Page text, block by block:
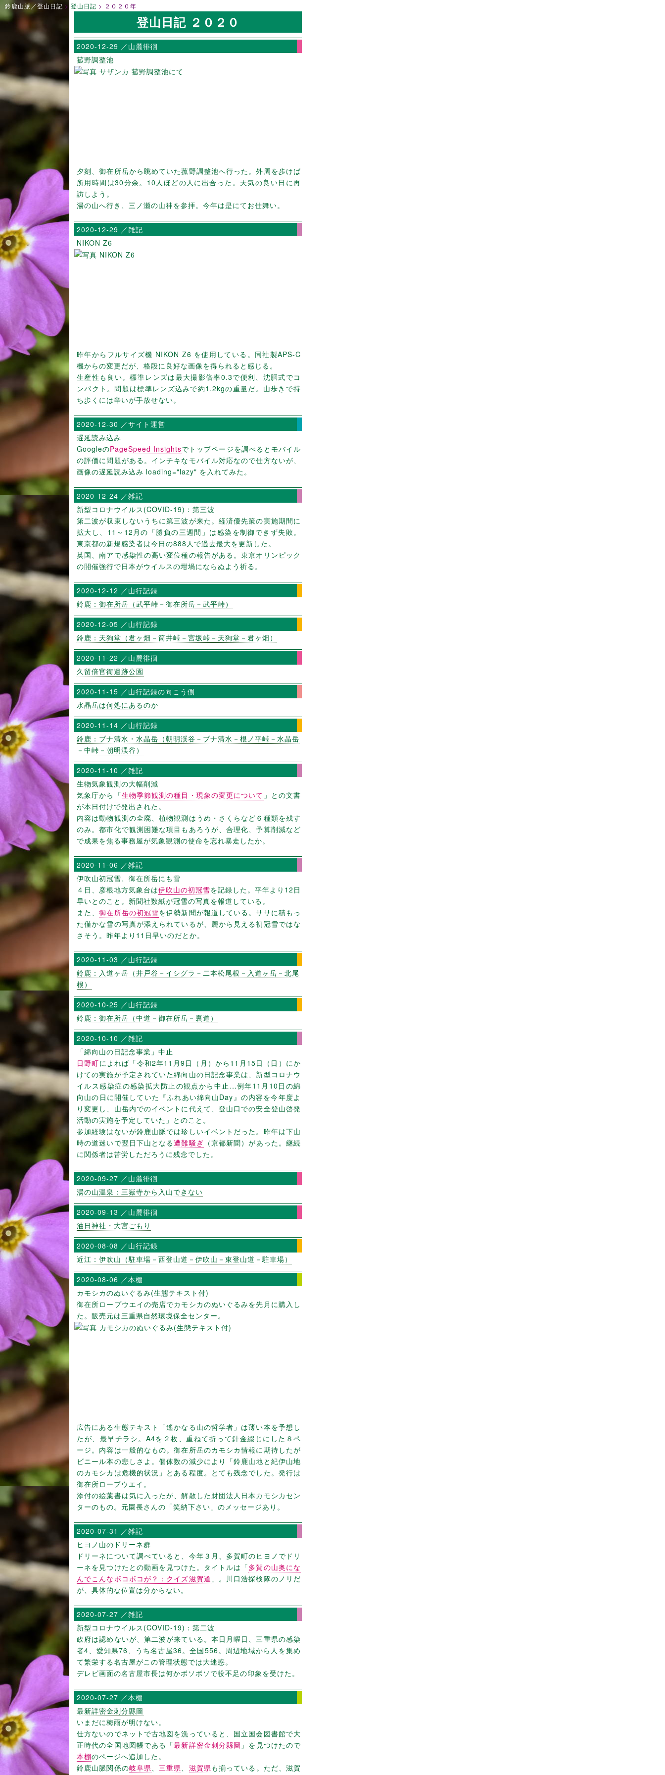
鈴鹿山脈／登山日記 登山日記 ２０２０年
登山日記 ２０２０
2020-12-29 ／山麓徘徊
菰野調整池
夕刻、御在所岳から眺めていた菰野調整池へ行った。外周を歩けば
所用時間は30分余。10人ほどの人に出合った。天気の良い日に再
訪しよう。
湯の山へ行き、三ノ瀬の山神を参拝。今年は是にてお仕舞い。
2020-12-29 ／雑記
NIKON Z6
昨年からフルサイズ機 NIKON Z6 を使用している。同社製APS-C
機からの変更だが、格段に良好な画像を得られると感じる。
生産性も良い。標準レンズは最大撮影倍率0.3で便利、沈胴式でコ
ンパクト。問題は標準レンズ込みで約1.2kgの重量だ。山歩きで持
ち歩くには辛いが手放せない。
2020-12-30 ／サイト運営
遅延読み込み
GoogleのPageSpeed Insightsでトップページを調べるとモバイル
の評価に問題がある。インチキなモバイル対応なので仕方ないが、
画像の遅延読み込み loading="lazy" を入れてみた。
2020-12-24 ／雑記
新型コロナウイルス(COVID-19)：第三波
第二波が収束しないうちに第三波が来た。経済優先策の実施期間に
拡大し、11～12月の「勝負の三週間」は感染を制御できず失敗。
東京都の新規感染者は今日の888人で過去最大を更新した。
英国、南アで感染性の高い変位種の報告がある。東京オリンピック
の開催強行で日本がウイルスの坩堝にならぬよう祈る。
2020-12-12 ／山行記録
鈴鹿：御在所岳（武平峠－御在所岳－武平峠）
2020-12-05 ／山行記録
鈴鹿：天狗堂（君ヶ畑－筒井峠－宮坂峠－天狗堂－君ヶ畑）
2020-11-22 ／山麓徘徊
久留倍官衙遺跡公園
2020-11-15 ／山行記録の向こう側
水晶岳は何処にあるのか
2020-11-14 ／山行記録
鈴鹿：ブナ清水・水晶岳（朝明渓谷－ブナ清水－根ノ平峠－水晶岳
－中峠－朝明渓谷）
2020-11-10 ／雑記
生物気象観測の大幅削減
気象庁から「生物季節観測の種目・現象の変更について 」との文書
が本日付けで発出された。
内容は動物観測の全廃、植物観測はうめ・さくらなど６種類を残す
のみ。都市化で観測困難な項目もあろうが、合理化、予算削減など
で成果を焦る事務屋が気象観測の使命を忘れ暴走したか。
2020-11-06 ／雑記
伊吹山初冠雪、御在所岳にも雪
４日、彦根地方気象台は伊吹山の初冠雪を記録した。平年より12日
早いとのこと。新聞社数紙が冠雪の写真を報道している。
また、御在所岳の初冠雪を伊勢新聞が報道している。ササに積もっ
た僅かな雪の写真が添えられているが、麓から見える初冠雪ではな
さそう。昨年より11日早いのだとか。
2020-11-03 ／山行記録
鈴鹿：入道ヶ岳（井戸谷－イシグラ－二本松尾根－入道ヶ岳－北尾
根）
2020-10-25 ／山行記録
鈴鹿：御在所岳（中道－御在所岳－裏道）
2020-10-10 ／雑記
「綿向山の日記念事業」中止
日野町によれば「令和2年11月9日（月）から11月15日（日）にか
けての実施が予定されていた綿向山の日記念事業は、新型コロナウ
イルス感染症の感染拡大防止の観点から中止…例年11月10日の綿
向山の日に開催していた『ふれあい綿向山Day』の内容を今年度よ
り変更し、山岳内でのイベントに代えて、登山口での安全登山啓発
活動の実施を予定していた」とのこと。
参加経験はないが鈴鹿山脈では珍しいイベントだった。昨年は下山
時の道迷いで翌日下山となる遭難騒ぎ （京都新聞）があった。継続
に関係者は苦労しただろうに残念でした。
2020-09-27 ／山麓徘徊
湯の山温泉：三嶽寺から入山できない
2020-09-13 ／山麓徘徊
油日神社・大宮ごもり
2020-08-08 ／山行記録
近江：伊吹山（駐車場－西登山道－伊吹山－東登山道－駐車場）
2020-08-06 ／本棚
カモシカのぬいぐるみ(生態テキスト付)
御在所ロープウエイの売店でカモシカのぬいぐるみを先月に購入し
た。販売元は三重県自然環境保全センター。
広告にある生態テキスト「遙かなる山の哲学者」は薄い本を予想し
たが、最早チラシ。A4を２枚、重ねて折って針金綴じにした８ペ
ージ。内容は一般的なもの。御在所岳のカモシカ情報に期待したが
ビニール本の悲しさよ。個体数の減少により「鈴鹿山地と紀伊山地
のカモシカは危機的状況」とある程度。とても残念でした。発行は
御在所ロープウエイ。
添付の絵葉書は気に入ったが、解散した財団法人日本カモシカセン
ターのもの。元園長さんの「笑納下さい」のメッセージあり。
2020-07-31 ／雑記
ヒヨノ山のドリーネ群
ドリーネについて調べていると、今年３月、多賀町のヒヨノでドリ
ーネを見つけたとの動画を見つけた。タイトルは「多賀の山奥にな
んでこんなボコボコが？：クイズ滋賀道 」。川口浩探検隊のノリだ
が、具体的な位置は分からない。
2020-07-27 ／雑記
新型コロナウイルス(COVID-19)：第二波
政府は認めないが、第二波が来ている。本日月曜日、三重県の感染
者4、愛知県76、うち名古屋36。全国556。周辺地域から人を集め
て繁栄する名古屋がこの管理状態では大迷惑。
デレビ画面の名古屋市長は何かボソボソで役不足の印象を受けた。
2020-07-27 ／本棚
最新詳密金刺分縣圖
いまだに梅雨が明けない。
仕方ないのでネットで古地図を漁っていると、国立国会図書館で大
正時代の全国地図帳である「最新詳密金刺分縣圖 」を見つけたので
本棚のページへ追加した。
鈴鹿山脈関係の岐阜県、三重県、 滋賀県も揃っている。ただ、滋賀